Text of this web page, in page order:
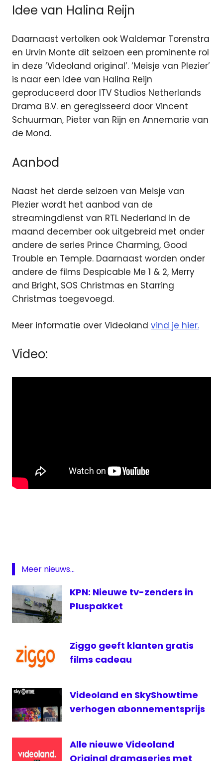
Idee van Halina Reijn
Daarnaast vertolken ook Waldemar Torenstra
en Urvin Monte dit seizoen een prominente rol
in deze ‘Videoland original’. ‘Meisje van Plezier’
is naar een idee van Halina Reijn
geproduceerd door ITV Studios Netherlands
Drama B.V. en geregisseerd door Vincent
Schuurman, Pieter van Rijn en Annemarie van
de Mond.
Aanbod
Naast het derde seizoen van Meisje van
Plezier wordt het aanbod van de
streamingdienst van RTL Nederland in de
maand december ook uitgebreid met onder
andere de series Prince Charming, Good
Trouble en Temple. Daarnaast worden onder
andere de films Despicable Me 1 & 2, Merry
and Bright, SOS Christmas en Starring
Christmas toegevoegd.
Meer informatie over Videoland vind je hier.
Video:
Demand
rtl
series
streaming
Meer nieuws...
KPN: Nieuwe tv-zenders in
Pluspakket
Ziggo geeft klanten gratis
films cadeau
Videoland en SkyShowtime
verhogen abonnementsprijs
Alle nieuwe Videoland
Original dramaseries met